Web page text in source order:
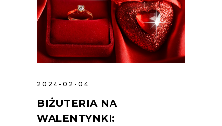
2024-02-04
BIŻUTERIA NA
WALENTYNKI: